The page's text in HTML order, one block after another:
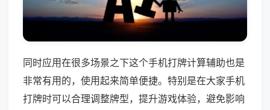
同时应用在很多场景之下这个手机打牌计算辅助也是
非常有用的，使用起来简单便捷。特别是在大家手机
打牌时可以合理调整牌型，提升游戏体验，避免影响